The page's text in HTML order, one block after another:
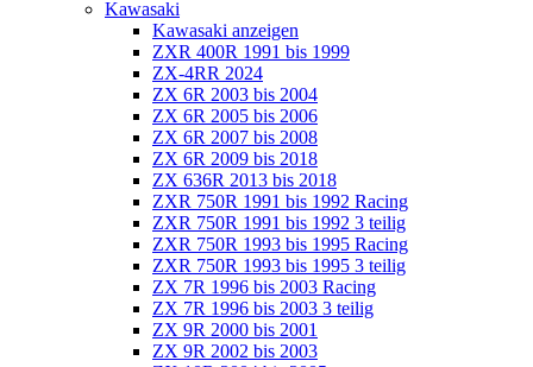
Kawasaki
Kawasaki anzeigen
ZXR 400R 1991 bis 1999
ZX-4RR 2024
ZX 6R 2003 bis 2004
ZX 6R 2005 bis 2006
ZX 6R 2007 bis 2008
ZX 6R 2009 bis 2018
ZX 636R 2013 bis 2018
ZXR 750R 1991 bis 1992 Racing
ZXR 750R 1991 bis 1992 3 teilig
ZXR 750R 1993 bis 1995 Racing
ZXR 750R 1993 bis 1995 3 teilig
ZX 7R 1996 bis 2003 Racing
ZX 7R 1996 bis 2003 3 teilig
ZX 9R 2000 bis 2001
ZX 9R 2002 bis 2003